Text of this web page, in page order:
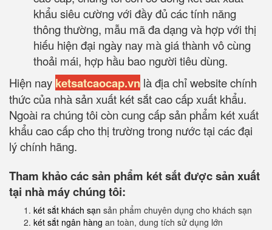
khẩu siêu cường với đầy đủ các tính năng
thông thường, mẫu mã đa dạng và hợp với thị
hiếu hiện đại ngày nay mà giá thành vô cùng
thoải mái, hợp hầu bao người tiêu dùng.
Hiện nay ketsatcaocap.vn là địa chỉ website chính
thức của nhà sản xuất két sắt cao cấp xuất khẩu.
Ngoài ra chúng tôi còn cung cấp sản phẩm két xuất
khẩu cao cấp cho thị trường trong nước tại các đại
lý chính hãng.
Tham khảo các sản phẩm két sắt được sản xuất
tại nhà máy chúng tôi:
két sắt khách sạn sản phẩm chuyên dụng cho khách sạn
két sắt ngân hàng an toàn, dung tích sử dụng lớn